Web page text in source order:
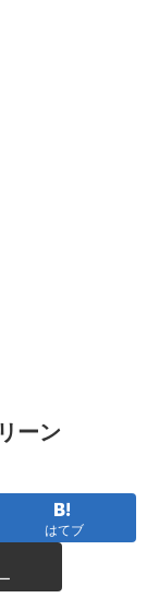
ーン
はてブ